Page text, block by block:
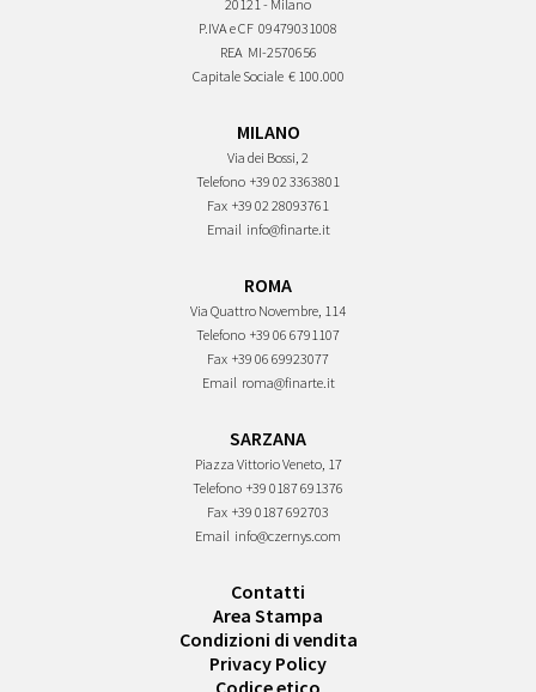
20121 - Milano
P.IVA e CF 09479031008
REA MI-2570656
Capitale Sociale € 100.000
MILANO
Via dei Bossi, 2
Telefono +39 02 3363801
Fax +39 02 28093761
Email info@finarte.it
ROMA
Via Quattro Novembre, 114
Telefono +39 06 6791107
Fax +39 06 69923077
Email roma@finarte.it
SARZANA
Piazza Vittorio Veneto, 17
Telefono +39 0187 691376
Fax +39 0187 692703
Email info@czernys.com
Contatti
Area Stampa
Condizioni di vendita
Privacy Policy